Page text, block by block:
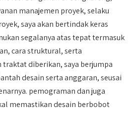
manajemen proyek, selaku
saya akan bertindak keras
segalanya atas tepat termasuk
cara struktural, serta
traktat diberikan, saya berjumpa
desain serta anggaran, seusai
pemograman dan juga
memastikan desain berbobot